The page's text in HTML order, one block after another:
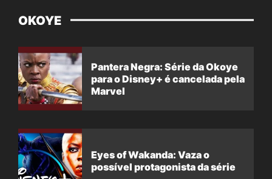
OKOYE
Pantera Negra: Série da Okoye
para o Disney+ é cancelada pela
Marvel
Eyes of Wakanda: Vaza o
possível protagonista da série